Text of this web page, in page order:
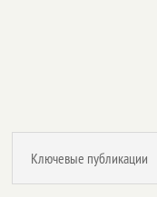
Ключевые публикации